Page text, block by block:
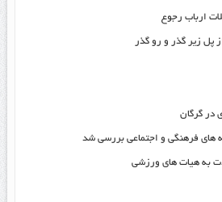
ارباب رجوع
پل زیر گذر و رو گذر
در گرگان
های فرهنگی و اجتماعی بررسی شد